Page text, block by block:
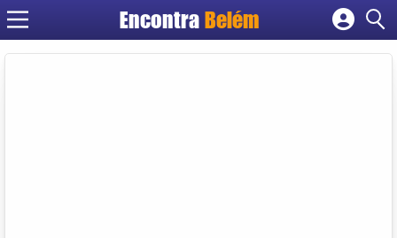
EncontraBelém
Cadastrar empresa